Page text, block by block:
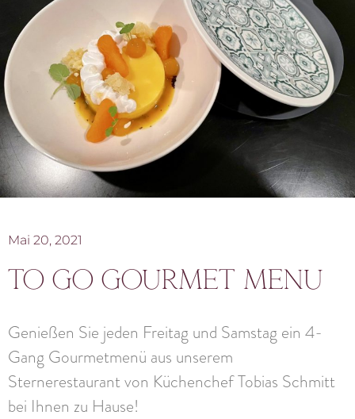
Mai 20, 2021
to go gourmet menu
Genießen Sie jeden Freitag und Samstag ein 4-
Gang Gourmetmenü aus unserem
Sternerestaurant von Küchenchef Tobias Schmitt
bei Ihnen zu Hause!